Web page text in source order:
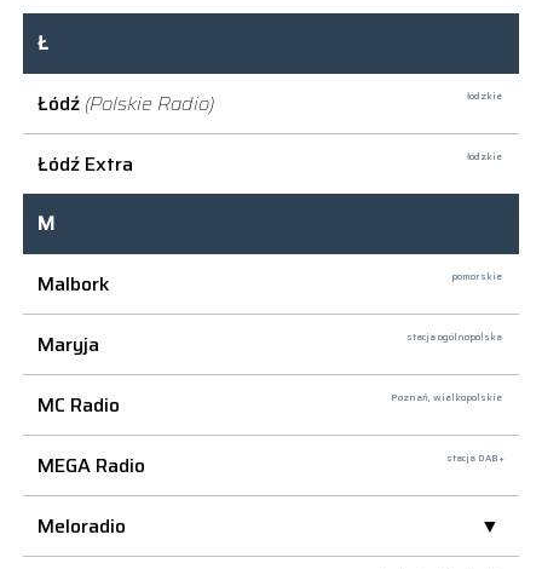
Ł
Łódź (Polskie Radio) łódzkie
Łódź Extra łódzkie
M
Malbork
pomorskie
Maryja stacja ogólnopolska
MC Radio Poznań, wielkopolskie
MEGA Radio stacja DAB+
Meloradio